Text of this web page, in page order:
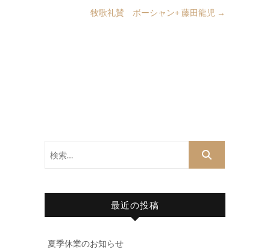
牧歌礼賛 ボーシャン+ 藤田龍児 →
最近の投稿
夏季休業のお知らせ